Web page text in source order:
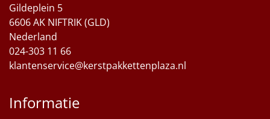
Gildeplein 5
6606 AK NIFTRIK (GLD)
Nederland
024-303 11 66
klantenservice@kerstpakkettenplaza.nl
Informatie